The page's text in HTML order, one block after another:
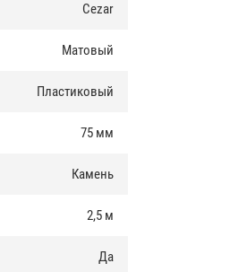
Cezar
Матовый
Пластиковый
75 мм
Камень
2,5 м
Да